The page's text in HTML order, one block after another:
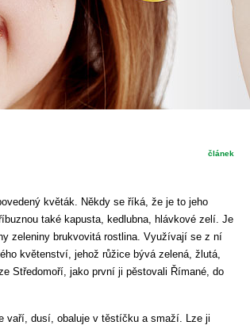
článek
květák. Někdy se říká, že je to jeho
také kapusta, kedlubna, hlávkové zelí. Je
zeleniny brukvovitá rostlina. Využívají se z ní
květenství, jehož růžice bývá zelená, žlutá,
Středomoří, jako první ji pěstovali Římané, do
vaří, dusí, obaluje v těstíčku a smaží. Lze ji